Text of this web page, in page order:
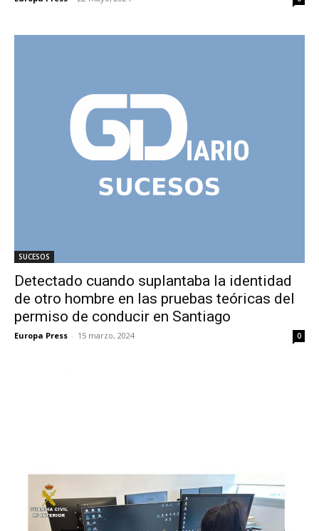
SUCESOS
Detectado cuando suplantaba la identidad
de otro hombre en las pruebas teóricas del
permiso de conducir en Santiago
Europa Press - 15 marzo, 2024 0